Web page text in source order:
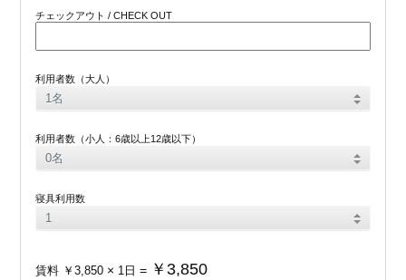
チェックアウト / CHECK OUT
利用者数（大人）
利用者数（小人：6歳以上12歳以下）
寝具利用数
賃料 ￥3,850 × 1 日= ￥3,850